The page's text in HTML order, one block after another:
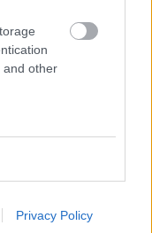
and other
Privacy Policy
bűnözők is